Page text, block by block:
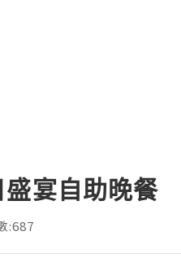
盛宴自助晚餐
:687